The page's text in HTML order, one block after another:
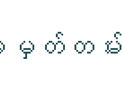
မှတ်တမ်း